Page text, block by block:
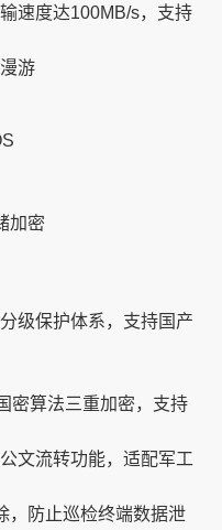
速度达100MB/s，支持
游
加密
级保护体系，支持国产
密算法三重加密，支持
文流转功能，适配军工
，防止巡检终端数据泄